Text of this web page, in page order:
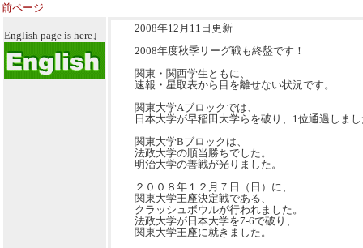
前ページ
English page is here↓
2008年12月11日更新
2008年度秋季リーグ戦も終盤です！
関東・関西学生ともに、
速報・星取表から目を離せない状況です。
関東大学Aブロックでは、
日本大学が早稲田大学らを破り、1位通過しま
関東大学Bブロックは、
法政大学の順当勝ちでした。
明治大学の善戦が光りました。
２００８年１２月７日（日）に、
関東大学王座決定戦である、
クラッシュボウルが行われました。
法政大学が日本大学を7-6で破り、
関東大学王座に就きました。